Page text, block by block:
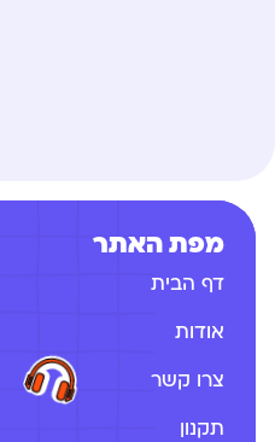
מפת האתר
דף הבית
אודות
צרו קשר
תקנון